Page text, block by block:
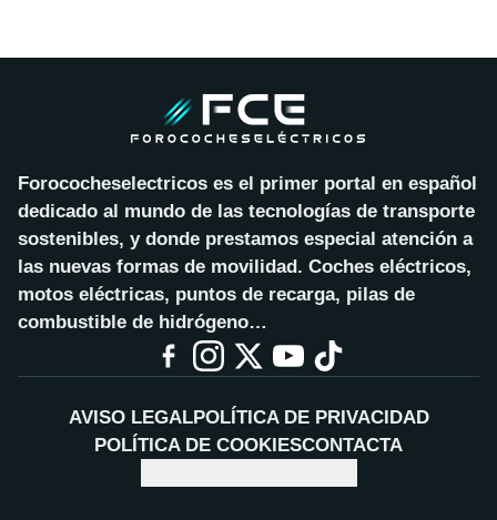
Forococheselectricos es el primer portal en español
dedicado al mundo de las tecnologías de transporte
sostenibles, y donde prestamos especial atención a
las nuevas formas de movilidad. Coches eléctricos,
motos eléctricas, puntos de recarga, pilas de
combustible de hidrógeno…
AVISO LEGALPOLÍTICA DE PRIVACIDAD
POLÍTICA DE COOKIESCONTACTA